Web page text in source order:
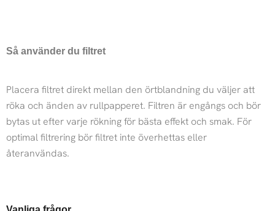
Så använder du filtret
Placera filtret direkt mellan den örtblandning du väljer att
röka och änden av rullpapperet. Filtren är engångs och bör
bytas ut efter varje rökning för bästa effekt och smak. För
optimal filtrering bör filtret inte överhettas eller
återanvändas.